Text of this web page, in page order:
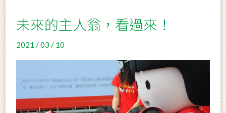
未來的主人翁，看過來！
2021 / 03 / 10